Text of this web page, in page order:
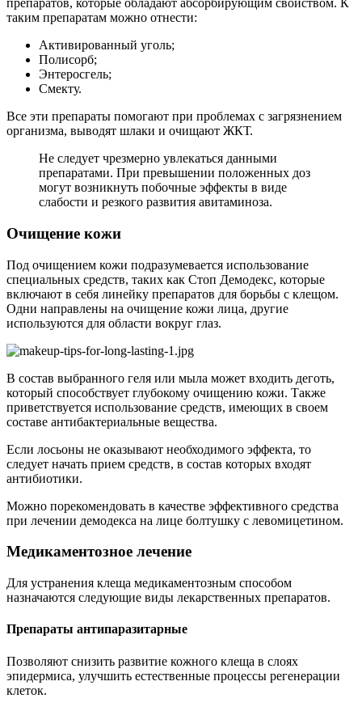
препаратов, которые обладают абсорбирующим свойством. К
таким препаратам можно отнести:
Активированный уголь;
Полисорб;
Энтеросгель;
Смекту.
Все эти препараты помогают при проблемах с загрязнением
организма, выводят шлаки и очищают ЖКТ.
Не следует чрезмерно увлекаться данными
препаратами. При превышении положенных доз
могут возникнуть побочные эффекты в виде
слабости и резкого развития авитаминоза.
Очищение кожи
Под очищением кожи подразумевается использование
специальных средств, таких как Стоп Демодекс, которые
включают в себя линейку препаратов для борьбы с клещом.
Одни направлены на очищение кожи лица, другие
используются для области вокруг глаз.
В состав выбранного геля или мыла может входить деготь,
который способствует глубокому очищению кожи. Также
приветствуется использование средств, имеющих в своем
составе антибактериальные вещества.
Если лосьоны не оказывают необходимого эффекта, то
следует начать прием средств, в состав которых входят
антибиотики.
Можно порекомендовать в качестве эффективного средства
при лечении демодекса на лице болтушку с левомицетином.
Медикаментозное лечение
Для устранения клеща медикаментозным способом
назначаются следующие виды лекарственных препаратов.
Препараты антипаразитарные
Позволяют снизить развитие кожного клеща в слоях
эпидермиса, улучшить естественные процессы регенерации
клеток.